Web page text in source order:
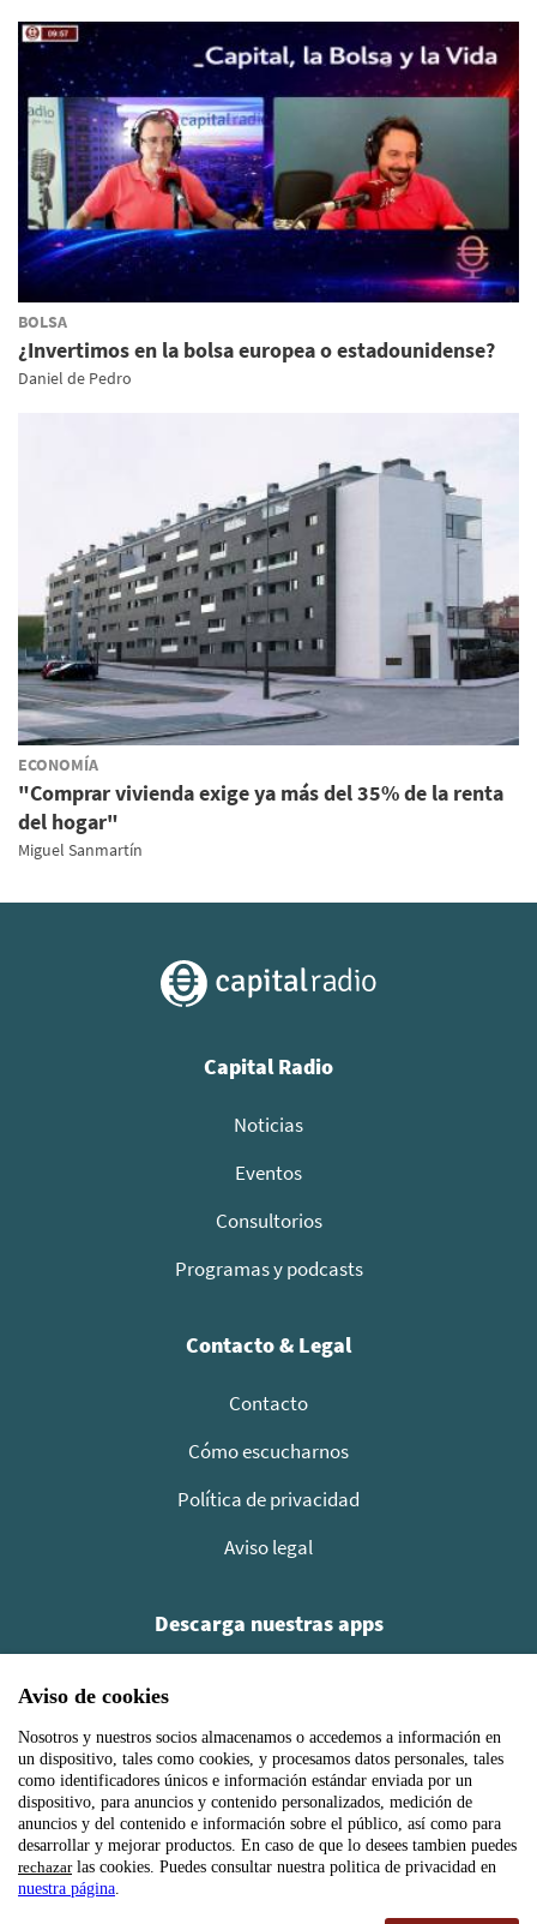
BOLSA
¿Invertimos en la bolsa europea o estadounidense?
Daniel de Pedro
ECONOMÍA
"Comprar vivienda exige ya más del 35% de la renta
del hogar"
Miguel Sanmartín
Capital Radio
Noticias
Eventos
Consultorios
Programas y podcasts
Contacto & Legal
Contacto
Cómo escucharnos
Política de privacidad
Aviso legal
Descarga nuestras apps
Aviso de cookies
Nosotros y nuestros socios almacenamos o accedemos a información en
un dispositivo, tales como cookies, y procesamos datos personales, tales
como identificadores únicos e información estándar enviada por un
dispositivo, para anuncios y contenido personalizados, medición de
anuncios y del contenido e información sobre el público, así como para
desarrollar y mejorar productos. En caso de que lo desees tambien puedes
rechazarlas cookies. Puedes consultar nuestra politica de privacidad en
nuestra página.